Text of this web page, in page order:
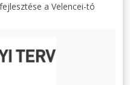
a Velencei-tó